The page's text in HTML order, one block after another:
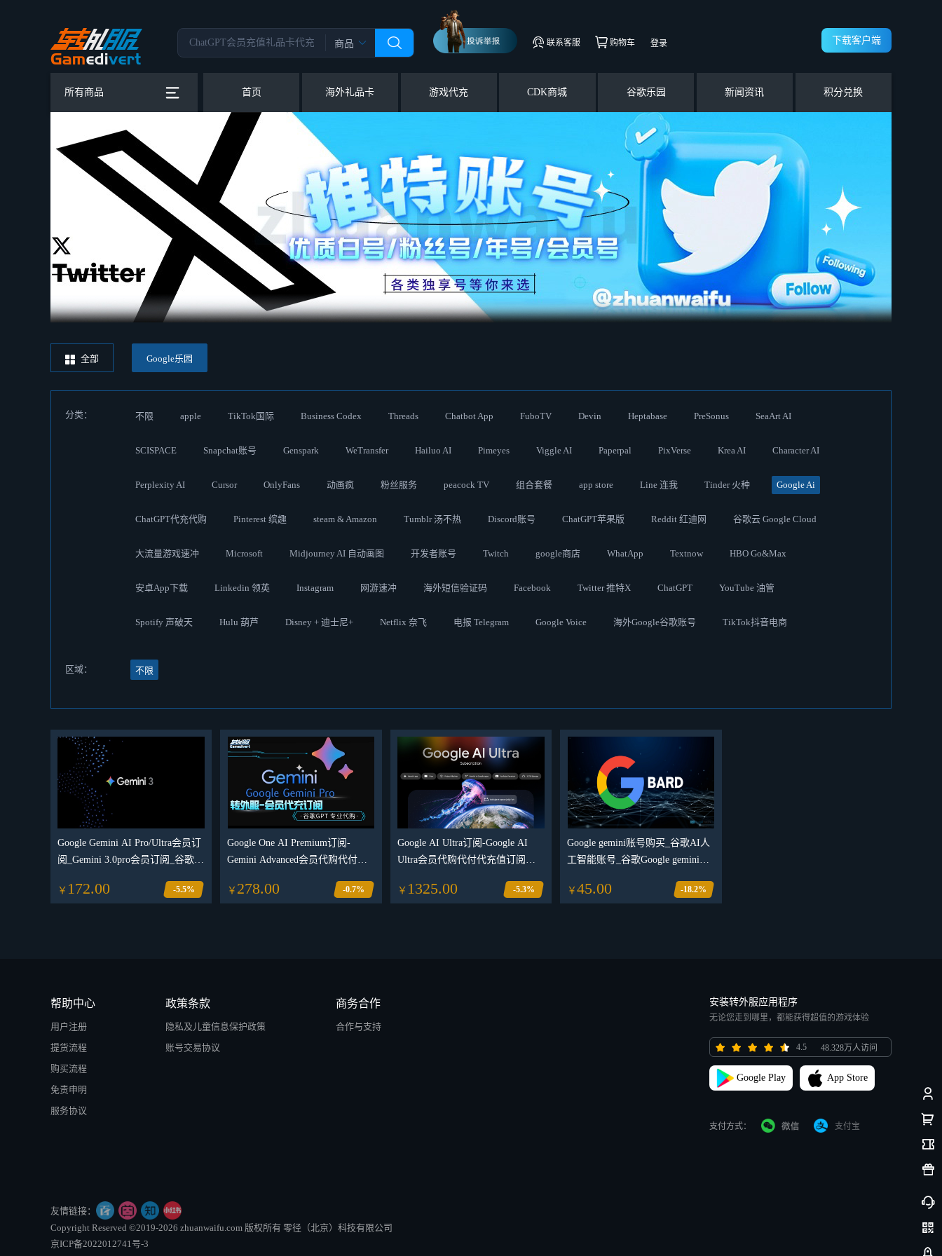
商品 联系客服 购物车 登录 下载客户端
所有商品 首页 海外礼品卡 游戏代充 CDK商城 谷歌乐园 新闻资讯 积分兑换
全部 Google乐园
分类： 不限 apple TikTok国际 Business Codex Threads Chatbot App FuboTV Devin Heptabase PreSonus SeaArt AI
SCISPACE Snapchat账号 Genspark WeTransfer Hailuo AI Pimeyes Viggle AI Paperpal PixVerse Krea AI Character AI
Perplexity AI Cursor OnlyFans 动画疯 粉丝服务 peacock TV 组合套餐 app store Line 连我 Tinder 火种 Google Ai
ChatGPT代充代购 Pinterest 缤趣 steam & Amazon Tumblr 汤不热 Discord账号 ChatGPT苹果版 Reddit 红迪网 谷歌云 Google Cloud
大流量游戏速冲 Microsoft Midjourney AI 自动画图 开发者账号 Twitch google商店 WhatApp Textnow HBO Go&Max
安卓App下载 Linkedin 领英 Instagram 网游速冲 海外短信验证码 Facebook Twitter 推特X ChatGPT YouTube 油管
Spotify 声破天 Hulu 葫芦 Disney + 迪士尼+ Netflix 奈飞 电报 Telegram Google Voice 海外Google谷歌账号 TikTok抖音电商
区域： 不限
Google Gemini AI Pro/Ultra会员订
阅_Gemini 3.0pro会员订阅_谷歌AI
￥ 172.00 -5.5%
Google One AI Premium订阅-
Gemini Advanced会员代购代付代
￥ 278.00 -0.7%
Google AI Ultra订阅-Google AI
Ultra会员代购代付代充值订阅谷
￥ 1325.00 -5.3%
Google gemini账号购买_谷歌AI人
工智能账号_谷歌Google gemini登
￥45.00 -18.2%
帮助中心
用户注册
提货流程
购买流程
免责申明
服务协议
政策条款
隐私及儿童信息保护政策
账号交易协议
商务合作
合作与支持
安装转外服应用程序
无论您走到哪里，都能获得超值的游戏体验
4.5 48.328万人访问
Google Play App Store
支付方式： 支付宝
友情链接：
Copyright Reserved ©2019-2026 zhuanwaifu.com 版权所有 零径（北京）科技有限公司
京ICP备2022012741号-3